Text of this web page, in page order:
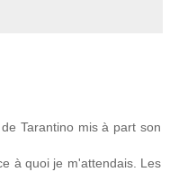
Tarantino mis à part son
à quoi je m'attendais. Les